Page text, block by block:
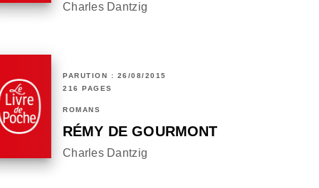
Charles Dantzig
PARUTION : 26/08/2015
216 PAGES
ROMANS
RÉMY DE GOURMONT
Charles Dantzig